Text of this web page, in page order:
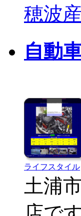
穂波
自動
ライフスタイル
土浦